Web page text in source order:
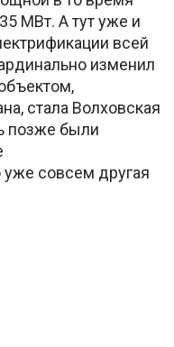
МВт. А тут уже и
всей
изменил
стала Волховская
позже были
уже совсем другая